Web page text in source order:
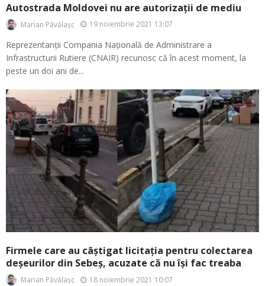
Autostrada Moldovei nu are autorizații de mediu
Marian Păvălașc 19 noiembrie 2021 13:07
Reprezentanții Compania Națională de Administrare a
Infrastructurii Rutiere (CNAIR) recunosc că în acest moment, la
peste un doi ani de...
Firmele care au câștigat licitația pentru colectarea
deșeurilor din Sebeș, acuzate că nu își fac treaba
Marian Păvălașc 18 noiembrie 2021 10:07